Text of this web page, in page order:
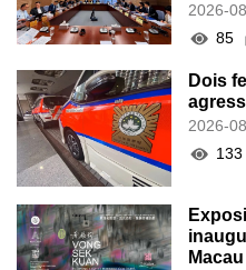
2026-
85
Dois
2026-
133
Macau